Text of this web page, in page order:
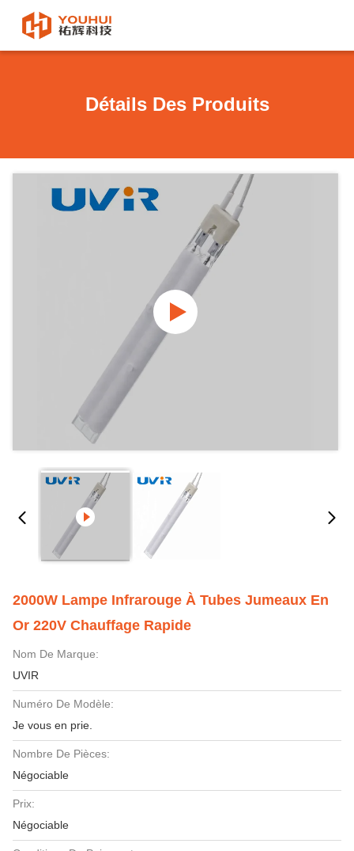
Détails Des Produits
2000W Lampe Infrarouge À Tubes Jumeaux En
Or 220V Chauffage Rapide
Nom De Marque:
UVIR
Numéro De Modèle:
Je vous en prie.
Nombre De Pièces:
Négociable
Prix:
Négociable